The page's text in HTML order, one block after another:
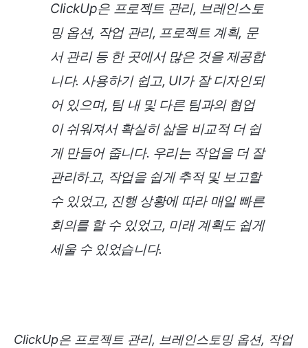
ClickUp은 프로젝트 관리, 브레인스토
밍 옵션, 작업 관리, 프로젝트 계획, 문
서 관리 등 한 곳에서 많은 것을 제공합
니다. 사용하기 쉽고, UI가 잘 디자인되
어 있으며, 팀 내 및 다른 팀과의 협업
이 쉬워져서 확실히 삶을 비교적 더 쉽
게 만들어 줍니다. 우리는 작업을 더 잘
관리하고, 작업을 쉽게 추적 및 보고할
수 있었고, 진행 상황에 따라 매일 빠른
회의를 할 수 있었고, 미래 계획도 쉽게
세울 수 있었습니다.
ClickUp은 프로젝트 관리, 브레인스토밍 옵션, 작업